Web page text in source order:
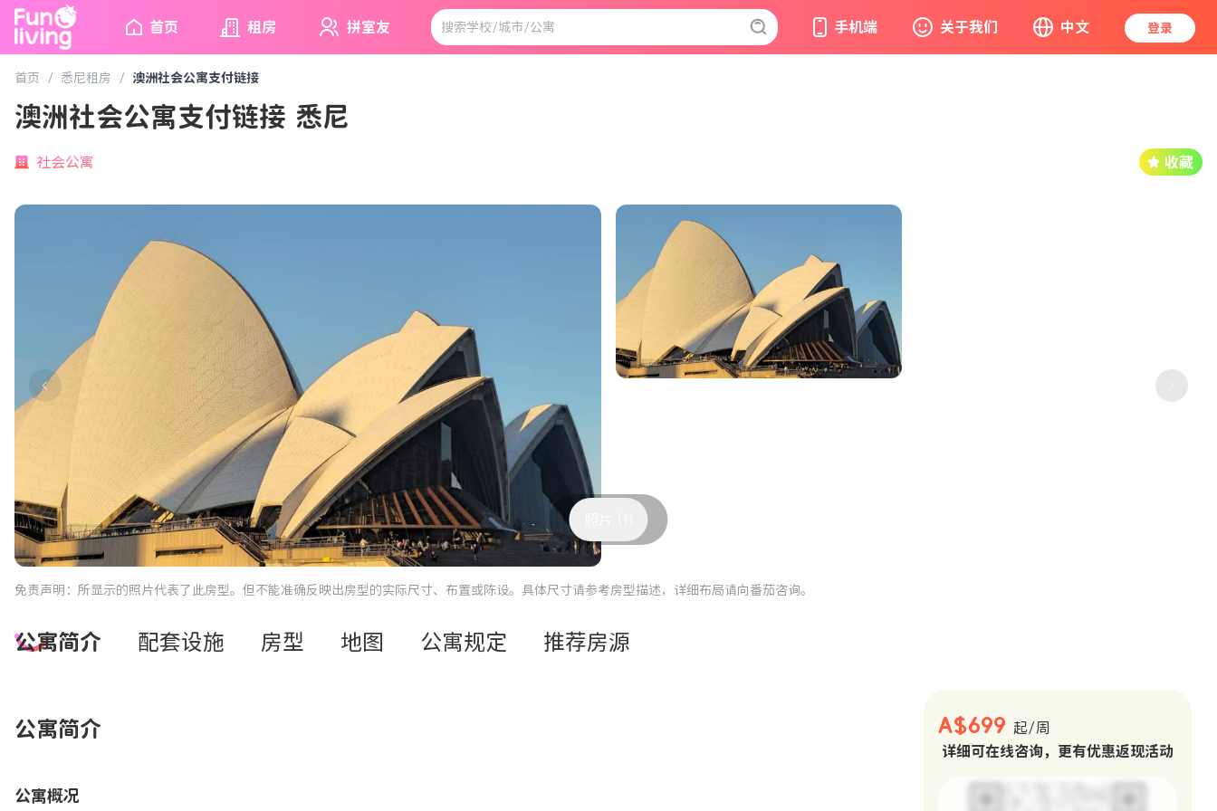
首页 租房 拼室友 手机端 关于我们 中文 登录
首页 / 悉尼租房 / 澳洲社会公寓支付链接
澳洲社会公寓支付链接 悉尼
社会公寓
免责声明：所显示的照片代表了此房型。但不能准确反映出房型的实际尺寸、布置或陈设。具体尺寸请参考房型描述，详细布局请向番茄咨询。
公寓简介 配套设施 房型 地图 公寓规定 推荐房源
公寓简介
公寓概况
A$699
起/周
详细可在线咨询，更有优惠返现活动